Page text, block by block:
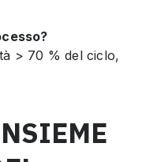
> 70 % del ciclo,